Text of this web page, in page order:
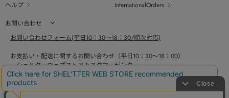
ヘルプ
InternationalOrders
お問い合わせ
お問い合わせフォーム(平日10：30～18：30/順次対応)
お支払い・配送に関するお問い合わせ（平日10：30～18：00）
シェルターウェブストアカスタマーセンター
0800-123-6820
商品の素材、サイズ、仕様等に関するお問い合せ（平日10：30～18：00）
バロックジャパンリミテッドコールセンター